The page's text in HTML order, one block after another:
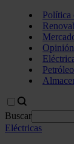
Política
Opinión
Buscar
Eléctricas